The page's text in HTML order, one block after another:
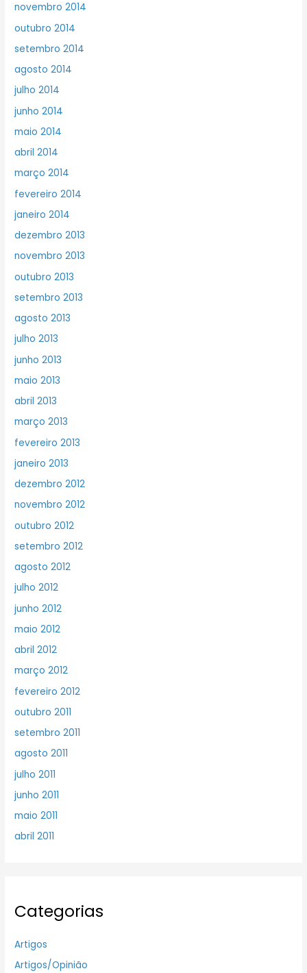
novembro 2014
outubro 2014
setembro 2014
agosto 2014
julho 2014
junho 2014
maio 2014
abril 2014
março 2014
fevereiro 2014
janeiro 2014
dezembro 2013
novembro 2013
outubro 2013
setembro 2013
agosto 2013
julho 2013
junho 2013
maio 2013
abril 2013
março 2013
fevereiro 2013
janeiro 2013
dezembro 2012
novembro 2012
outubro 2012
setembro 2012
agosto 2012
julho 2012
junho 2012
maio 2012
abril 2012
março 2012
fevereiro 2012
outubro 2011
setembro 2011
agosto 2011
julho 2011
junho 2011
maio 2011
abril 2011
Categorias
Artigos
Artigos/Opinião